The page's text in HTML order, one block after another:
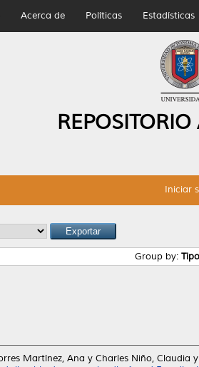
Acerca de Políticas Estadísticas
Iniciar
Group by:
Martínez, Ana y Charles Niño, Claudia